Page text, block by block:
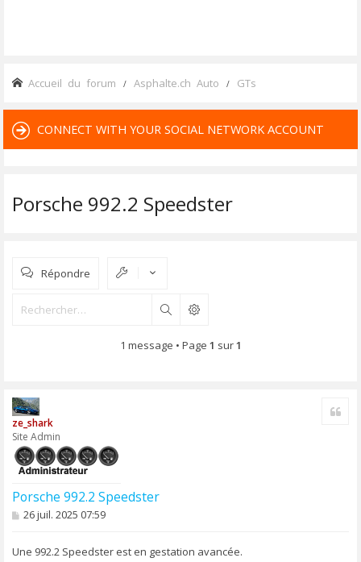
Accueil du forum Asphalte.ch Auto GTs
CONNECT WITH YOUR SOCIAL NETWORK ACCOUNT
Porsche 992.2 Speedster
Répondre
Rechercher
1 message • Page 1 sur1
ze_shark
Site Admin
Porsche 992.2 Speedster
M
s
26 juil. 2025 07:59
Une 992.2 Speedster est en gestation avancée.